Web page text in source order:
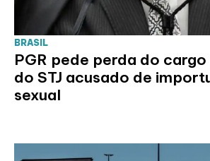
BRASIL
PGR pede perda do
do STJ acusado de
sexual